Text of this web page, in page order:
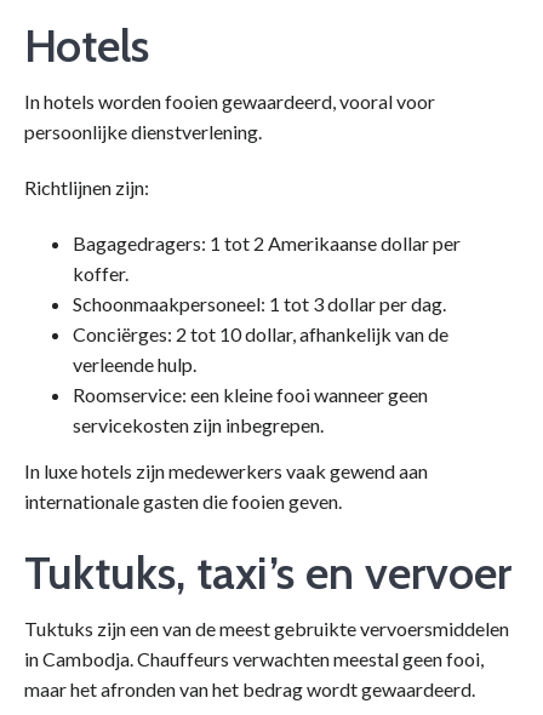
Hotels
In hotels worden fooien gewaardeerd, vooral voor
persoonlijke dienstverlening.
Richtlijnen zijn:
Bagagedragers: 1 tot 2 Amerikaanse dollar per
koffer.
Schoonmaakpersoneel: 1 tot 3 dollar per dag.
Conciërges: 2 tot 10 dollar, afhankelijk van de
verleende hulp.
Roomservice: een kleine fooi wanneer geen
servicekosten zijn inbegrepen.
In luxe hotels zijn medewerkers vaak gewend aan
internationale gasten die fooien geven.
Tuktuks, taxi’s en vervoer
Tuktuks zijn een van de meest gebruikte vervoersmiddelen
in Cambodja. Chauffeurs verwachten meestal geen fooi,
maar het afronden van het bedrag wordt gewaardeerd.